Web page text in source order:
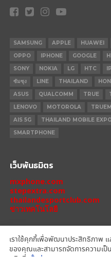
SAMSUNG APPLE HUAWEI
OPPO
IPHONE GOOGLE
SONY
NOKIA LG HTC
ซัมซุง
LINE THAILAND
ASUS
QUALCOMM TRUE
LENOVO
MOTOROLA
AIS 5G
THAILAND MOBILE
SMARTPHONE
เว็บพันธมิตร
mxphone.com
stepextra.com
thailandesportclub.com
ข่าวเทคโนโลยี
เราใช้คุกกี้เพื่อพัฒนาประสิทธิภาพ แ
ของคุณและสามารถจัดการความเ